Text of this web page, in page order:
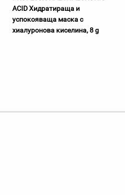
ACID Хидратираща и
успокояваща маска с
хиалуронова киселина, 8 g